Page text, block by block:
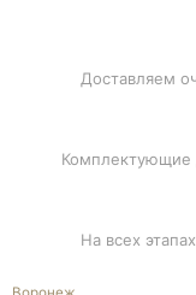
Доставляем
Комплектующие
На всех